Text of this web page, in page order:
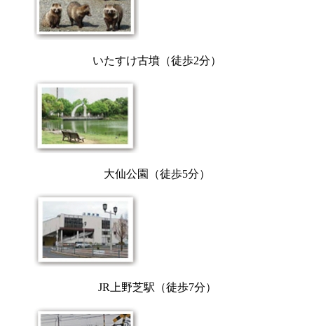
いたすけ古墳（徒歩2分）
大仙公園（徒歩5分）
JR上野芝駅（徒歩7分）